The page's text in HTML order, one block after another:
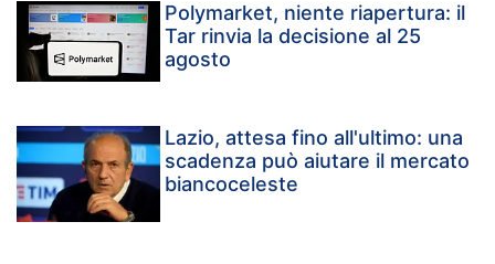
Polymarket, niente riapertura: il
Tar rinvia la decisione al 25
agosto
Lazio, attesa fino all'ultimo: una
scadenza può aiutare il mercato
biancoceleste